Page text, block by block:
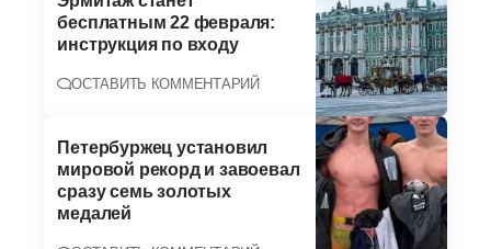
бесплатным 22 февраля:
инструкция по входу
ОСТАВИТЬ КОММЕНТАРИЙ
Петербуржец установил
мировой рекорд и завоевал
сразу семь золотых
медалей